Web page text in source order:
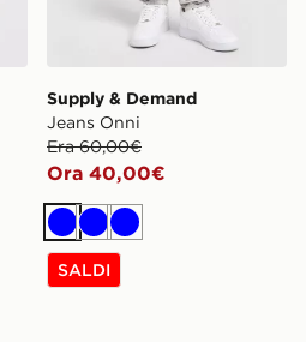
Supply & Demand
Jeans Onni
Era 60,00€
Ora 40,00€
BluBluBlu
SALDI